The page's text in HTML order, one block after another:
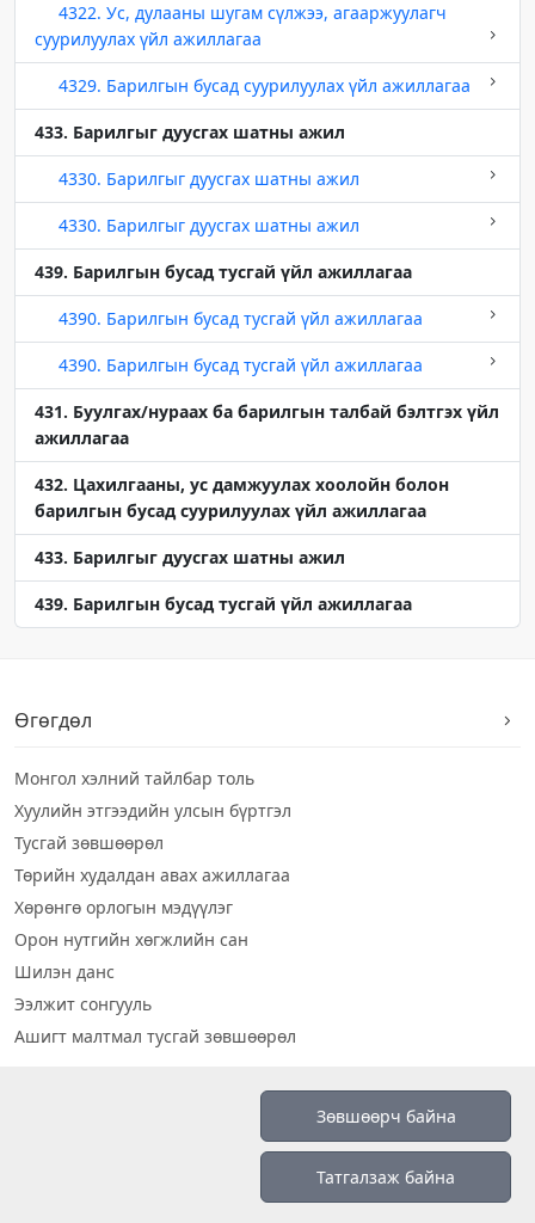
4322. Ус, дулааны шугам сүлжээ, агааржуулагч
суурилуулах үйл ажиллагаа
4329. Барилгын бусад суурилуулах үйл ажиллагаа
433. Барилгыг дуусгах шатны ажил
4330. Барилгыг дуусгах шатны ажил
4330. Барилгыг дуусгах шатны ажил
439. Барилгын бусад тусгай үйл ажиллагаа
4390. Барилгын бусад тусгай үйл ажиллагаа
4390. Барилгын бусад тусгай үйл ажиллагаа
431. Буулгах/нураах ба барилгын талбай бэлтгэх үйл
ажиллагаа
432. Цахилгааны, ус дамжуулах хоолойн болон
барилгын бусад суурилуулах үйл ажиллагаа
433. Барилгыг дуусгах шатны ажил
439. Барилгын бусад тусгай үйл ажиллагаа
Өгөгдөл
Монгол хэлний тайлбар толь
Хуулийн этгээдийн улсын бүртгэл
Тусгай зөвшөөрөл
Төрийн худалдан авах ажиллагаа
Хөрөнгө орлогын мэдүүлэг
Орон нутгийн хөгжлийн сан
Шилэн данс
Ээлжит сонгууль
Ашигт малтмал тусгай зөвшөөрөл
Зөвшөөрч байна
Татгалзаж байна